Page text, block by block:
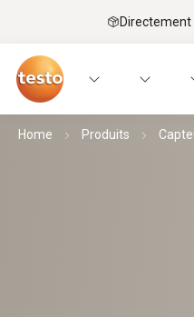
Home Produits